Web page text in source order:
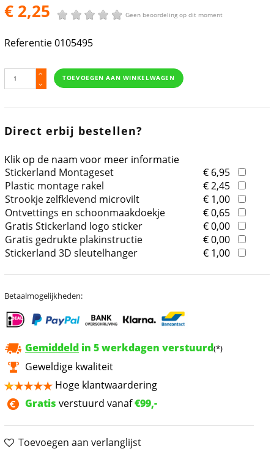
€ 2,25 Geen beoordeling op dit moment
Referentie0105495
TOEVOEGEN AAN WINKELWAGEN
Direct erbij bestellen?
Klik op de naam voor meer informatie
Stickerland Montageset
€ 6,95
Plastic montage rakel
€ 2,45
Strookje zelfklevend microvilt
€ 1,00
Ontvettings en schoonmaakdoekje
€ 0,65
Gratis Stickerland logo sticker
€ 0,00
Gratis gedrukte plakinstructie
€ 0,00
Stickerland 3D sleutelhanger
€ 1,00
Betaalmogelijkheden:
Gemiddeld in 5 werkdagen verstuurd(*)
Geweldige kwaliteit
Hoge klantwaardering
Gratis verstuurd vanaf€99,-
Toevoegen aan verlanglijst